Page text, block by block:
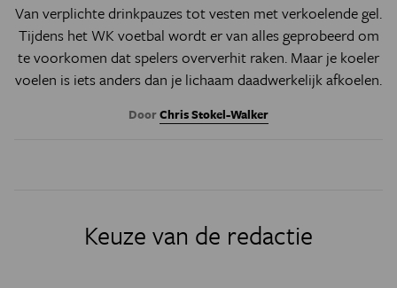
Van verplichte drinkpauzes tot vesten met verkoelende gel.
Tijdens het WK voetbal wordt er van alles geprobeerd om
te voorkomen dat spelers oververhit raken. Maar je koeler
voelen is iets anders dan je lichaam daadwerkelijk afkoelen.
DoorChris Stokel-Walker
Keuze van de redactie